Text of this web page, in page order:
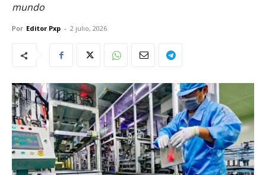
mundo
Por Editor Pxp - 2 julio, 2026